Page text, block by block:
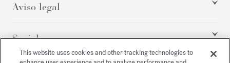
Aviso legal
Social
This website uses cookies and other tracking technologies to